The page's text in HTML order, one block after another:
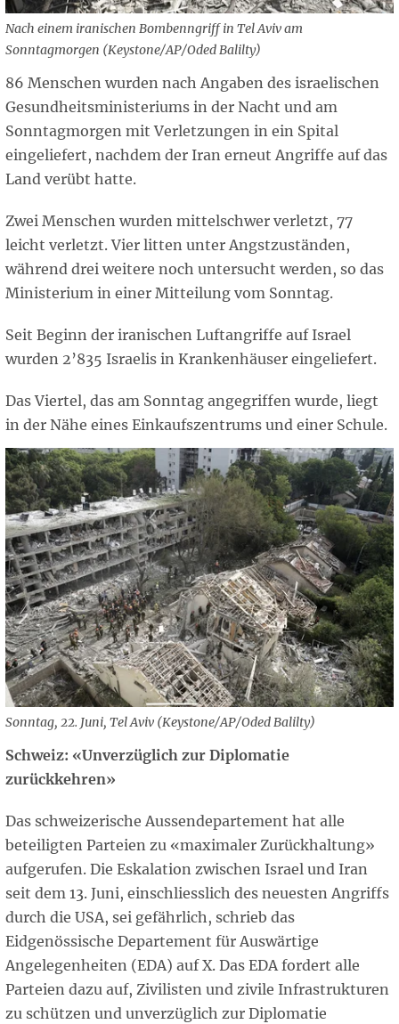
Nach einem iranischen Bombenngriff in Tel Aviv am
Sonntagmorgen (Keystone/AP/Oded Balilty)
86 Menschen wurden nach Angaben des israelischen
Gesundheitsministeriums in der Nacht und am
Sonntagmorgen mit Verletzungen in ein Spital
eingeliefert, nachdem der Iran erneut Angriffe auf das
Land verübt hatte.
Zwei Menschen wurden mittelschwer verletzt, 77
leicht verletzt. Vier litten unter Angstzuständen,
während drei weitere noch untersucht werden, so das
Ministerium in einer Mitteilung vom Sonntag.
Seit Beginn der iranischen Luftangriffe auf Israel
wurden 2’835 Israelis in Krankenhäuser eingeliefert.
Das Viertel, das am Sonntag angegriffen wurde, liegt
in der Nähe eines Einkaufszentrums und einer Schule.
Sonntag, 22. Juni, Tel Aviv (Keystone/AP/Oded Balilty)
Schweiz: «Unverzüglich zur Diplomatie
zurückkehren»
Das schweizerische Aussendepartement hat alle
beteiligten Parteien zu «maximaler Zurückhaltung»
aufgerufen. Die Eskalation zwischen Israel und Iran
seit dem 13. Juni, einschliesslich des neuesten Angriffs
durch die USA, sei gefährlich, schrieb das
Eidgenössische Departement für Auswärtige
Angelegenheiten (EDA) auf X. Das EDA fordert alle
Parteien dazu auf, Zivilisten und zivile Infrastrukturen
zu schützen und unverzüglich zur Diplomatie